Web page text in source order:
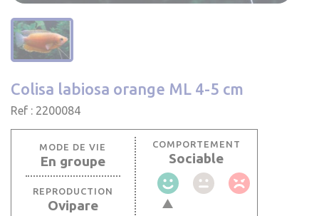
Colisa labiosa orange ML 4-5 cm
Ref : 2200084
MODE DE VIE
En groupe
REPRODUCTION
Ovipare
COMPORTEMENT
Sociable